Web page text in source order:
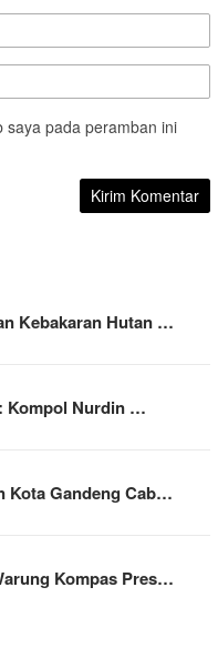
saya pada peramban ini
Kebakaran Hutan …
Kompol Nurdin …
Kota Gandeng Cab…
Kompas Pres…